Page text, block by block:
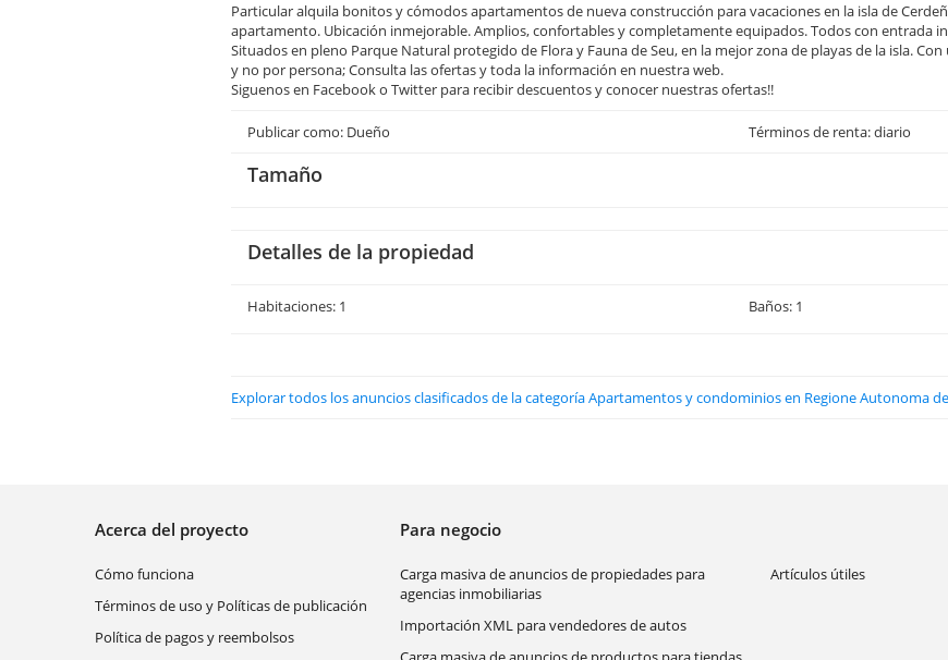
Particular alquila bonitos y cómodos apartamentos de nueva construcción para vacaciones en la isla de
apartamento. Ubicación inmejorable. Amplios, confortables y completamente equipados. Todos con entrada
Situados en pleno Parque Natural protegido de Flora y Fauna de Seu, en la mejor zona de playas de la isla.
y no por persona; Consulta las ofertas y toda la información en nuestra web.
Siguenos en Facebook o Twitter para recibir descuentos y conocer nuestras ofertas!!
Publicar como: Dueño Términos de renta: diario
Tamaño
Detalles de la propiedad
Habitaciones: 1 Baños: 1
Explorar todos los anuncios clasificados de la categoría Apartamentos y condominios en Regione Autonoma
Acerca del proyecto
Cómo funciona
Términos de uso y Políticas de publicación
Política de pagos y reembolsos
Para negocio
Carga masiva de anuncios de propiedades para
agencias inmobiliarias
Importación XML para vendedores de autos
Artículos útiles